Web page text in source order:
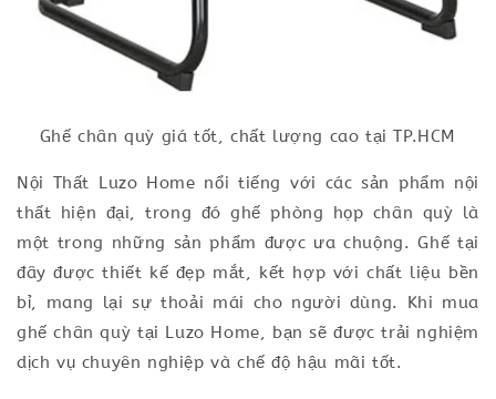
Ghế chân quỳ giá tốt, chất lượng cao tại TP.HCM
Nội Thất Luzo Home nổi tiếng với các sản phẩm nội
thất hiện đại, trong đó ghế phòng họp chân quỳ là
một trong những sản phẩm được ưa chuộng. Ghế tại
đây được thiết kế đẹp mắt, kết hợp với chất liệu bền
bỉ, mang lại sự thoải mái cho người dùng. Khi mua
ghế chân quỳ tại Luzo Home, bạn sẽ được trải nghiệm
dịch vụ chuyên nghiệp và chế độ hậu mãi tốt.